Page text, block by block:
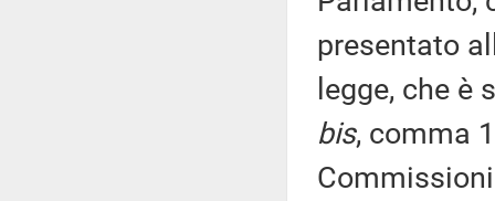
presentato
legge, che
bis, comma